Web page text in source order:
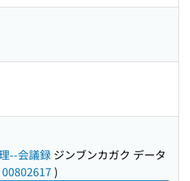
--会議録 ジンブンカガク データ
00802617 )